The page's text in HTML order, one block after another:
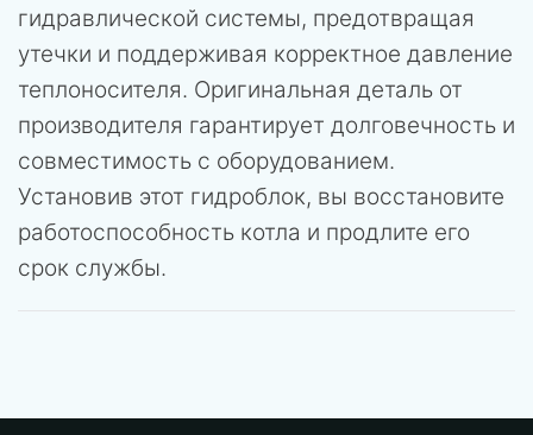
гидравлической системы, предотвращая
утечки и поддерживая корректное давление
теплоносителя. Оригинальная деталь от
производителя гарантирует долговечность и
совместимость с оборудованием.
Установив этот гидроблок, вы восстановите
работоспособность котла и продлите его
срок службы.